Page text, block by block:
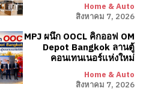
Home & Auto
สิงหาคม 7, 2026
MPJ ผนึก OOCL คิกออฟ OM
Depot Bangkok ลานตู้
คอนเทนเนอร์แห่งใหม่
Home & Auto
สิงหาคม 7, 2026